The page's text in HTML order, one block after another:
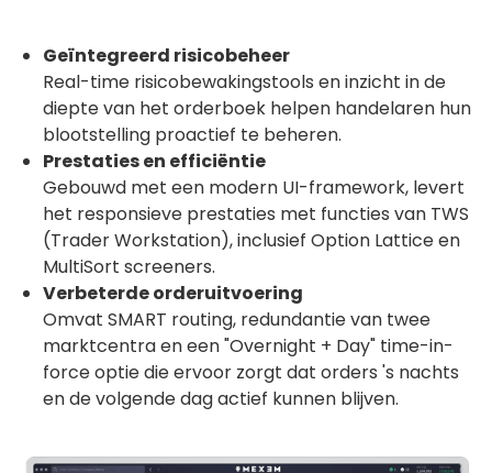
Geïntegreerd risicobeheer
Real-time risicobewakingstools en inzicht in de
diepte van het orderboek helpen handelaren hun
blootstelling proactief te beheren.
Prestaties en efficiëntie
Gebouwd met een modern UI-framework, levert
het responsieve prestaties met functies van TWS
(Trader Workstation), inclusief Option Lattice en
MultiSort screeners.
Verbeterde orderuitvoering
Omvat SMART routing, redundantie van twee
marktcentra en een "Overnight + Day" time-in-
force optie die ervoor zorgt dat orders 's nachts
en de volgende dag actief kunnen blijven.